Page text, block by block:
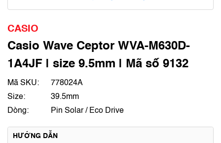
CASIO
Casio Wave Ceptor WVA-M630D-
1A4JF | size 9.5mm | Mã số 9132
Mã SKU:
778024A
Size:
39.5mm
Dòng:
Pin Solar / Eco Drive
HƯỚNG DẪN